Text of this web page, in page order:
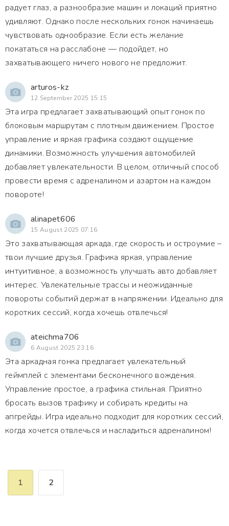
радует глаз, а разнообразие машин и локаций приятно
удивляют. Однако после нескольких гонок начинаешь
чувствовать однообразие. Если есть желание
покататься на расслабоне — подойдет, но
захватывающего ничего нового не предложит.
arturos-kz
12 September 2025 15:15
Эта игра предлагает захватывающий опыт гонок по
блоковым маршрутам с плотным движением. Простое
управление и яркая графика создают ощущение
динамики. Возможность улучшения автомобилей
добавляет увлекательности. В целом, отличный способ
провести время с адреналином и азартом на каждом
повороте!
alinapet606
15 August 2025 07:16
Это захватывающая аркада, где скорость и остроумие –
твои лучшие друзья. Графика яркая, управление
интуитивное, а возможность улучшать авто добавляет
интерес. Увлекательные трассы и неожиданные
повороты событий держат в напряжении. Идеально для
коротких сессий, когда хочешь отвлечься!
ateichma706
6 August 2025 23:16
Эта аркадная гонка предлагает увлекательный
геймплей с элементами бесконечного вождения.
Управление простое, а графика стильная. Приятно
бросать вызов трафику и собирать кредиты на
апгрейды. Игра идеально подходит для коротких сессий,
когда хочется отвлечься и насладиться адреналином!
1 2